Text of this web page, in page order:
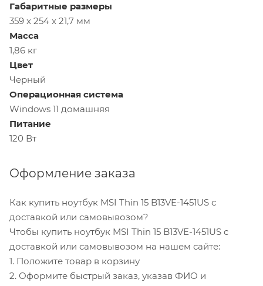
Габаритные размеры
359 x 254 x 21,7 мм
Масса
1,86 кг
Цвет
Черный
Операционная система
Windows 11 домашняя
Питание
120 Вт
Оформление заказа
Как купить ноутбук MSI Thin 15 B13VE-1451US с
доставкой или самовывозом?
Чтобы купить ноутбук MSI Thin 15 B13VE-1451US с
доставкой или самовывозом на нашем сайте:
1. Положите товар в корзину
2. Оформите быстрый заказ, указав ФИО и